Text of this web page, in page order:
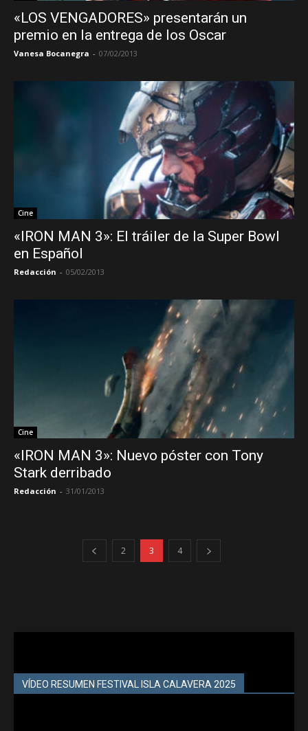
«LOS VENGADORES» presentarán un
premio en la entrega de los Oscar
Vanesa Bocanegra - 07/02/2013
Cine
«IRON MAN 3»: El tráiler de la Super Bowl
en Español
Redacción - 05/02/2013
Cine
«IRON MAN 3»: Nuevo póster con Tony
Stark derribado
Redacción - 31/01/2013
2 3 4
VÍDEO RESUMEN FESTIVAL ISLA CALAVERA 2025